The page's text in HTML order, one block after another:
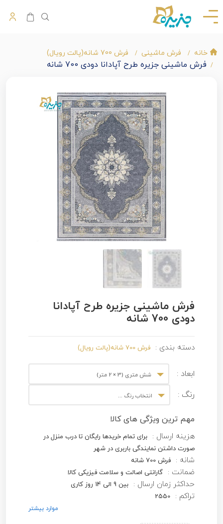
خانه فرش ماشینی فرش 700 شانه(پالت رویال)
فرش ماشینی جزیره طرح آپادانا دودی 700 شانه
فرش ماشینی جزیره طرح آپادانا
دودی 700 شانه
دسته بندی : فرش 700 شانه(پالت رویال)
ابعاد : شش متری (3 × 2 متر)
رنگ : انتخاب رنگ ...
مهم ترین ویژگی های کالا
هزینه ارسال :
برای تمام خریدها رایگان تا درب منزل در
صورت داشتن نمایندگی باربری در شهر
شانه : فرش 700 شانه
ضمانت : گارانتی اصالت و سلامت فیزیکی کالا
حداکثر زمان ارسال : بین 9 الی 14 روز کاری
تراکم : 2550
موارد بیشتر